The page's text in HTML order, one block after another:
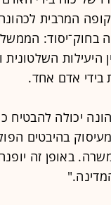
המרבית
בחוק־יסוד:
השלטונית
בידי אדם אחד.
יכולה להבטיח
בהיבטים
באופן זה